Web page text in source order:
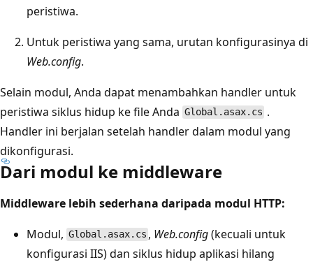
peristiwa.
Untuk peristiwa yang sama, urutan konfigurasinya di
Web.config.
Selain modul, Anda dapat menambahkan handler untuk
peristiwa siklus hidup ke file Anda Global.asax.cs .
Handler ini berjalan setelah handler dalam modul yang
dikonfigurasi.
Dari modul ke middleware
Middleware lebih sederhana daripada modul HTTP:
Modul, Global.asax.cs , Web.config(kecuali untuk
konfigurasi IIS) dan siklus hidup aplikasi hilang